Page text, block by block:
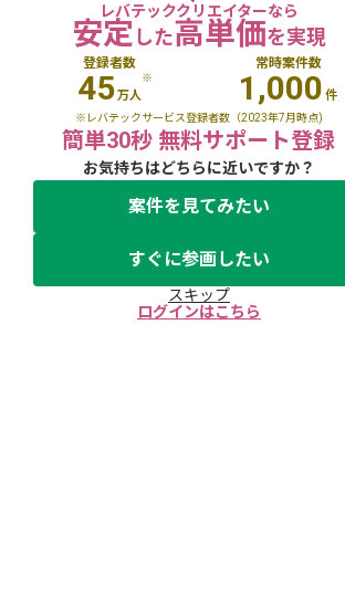
レバテッククリエイターなら
安定した高単価を実現
登録者数
45万人
※
常時案件数
1,000 件
※レバテックサービス登録者数（2023年7月時点)
簡単30秒 無料サポート登録
お気持ちはどちらに近いですか？
案件を見てみたい
すぐに参画したい
スキップ
ログインはこちら